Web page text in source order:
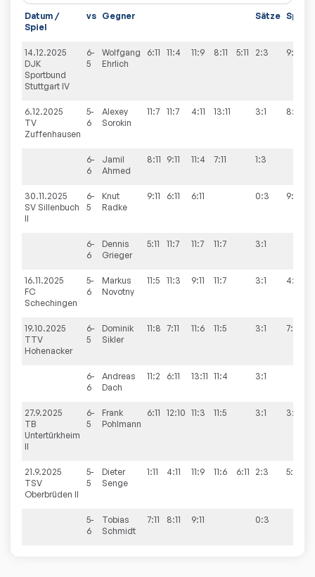
Datum /
Spiel
vs Gegner Sätze Spiele
14.12.2025
DJK
Sportbund
Stuttgart IV
6-
5
Wolfgang
Ehrlich
6:11 11:4 11:9 8:11 5:11 2:3 9:4
6.12.2025
TV
Zuffenhausen
5-
6
Alexey
Sorokin
11:7 11:7 4:11 13:11 3:1 8:8
6-
6
Jamil
Ahmed
8:11 9:11 11:4 7:11 1:3
30.11.2025
SV Sillenbuch
II
6-
5
Knut
Radke
9:11 6:11 6:11 0:3 9:6
6-
6
Dennis
Grieger
5:11 11:7 11:7 11:7 3:1
16.11.2025
FC
Schechingen
5-
6
Markus
Novotny
11:5 11:3 9:11 11:7 3:1 4:9
19.10.2025
TTV
Hohenacker
6-
5
Dominik
Sikler
11:8 7:11 11:6 11:5 3:1 7:9
6-
6
Andreas
Dach
11:2 6:11 13:11 11:4 3:1
27.9.2025
TB
Untertürkheim
II
6-
5
Frank
Pohlmann
6:11 12:10 11:3 11:5 3:1 3:9
21.9.2025
TSV
Oberbrüden II
5-
5
Dieter
Senge
1:11 4:11 11:9 11:6 6:11 2:3 5:9
5-
6
Tobias
Schmidt
7:11 8:11 9:11 0:3